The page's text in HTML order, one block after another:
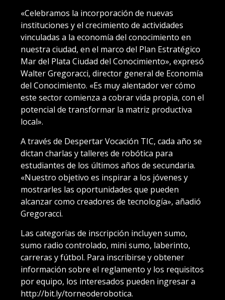
«Celebramos la incorporación de nuevas
instituciones y el crecimiento de actividades
vinculadas a la economía del conocimiento en
nuestra ciudad, en el marco del Plan Estratégico
Mar del Plata Ciudad del Conocimiento», expresó
Walter Gregoracci, director general de Economía
del Conocimiento. «Es muy alentador ver cómo
este sector comienza a cobrar vida propia, con el
potencial de transformar la matriz productiva
local».
A través de Despertar Vocación TIC, cada año se
dictan charlas y talleres de robótica para
estudiantes de los últimos años de secundaria.
«Nuestro objetivo es inspirar a los jóvenes y
mostrarles las oportunidades que pueden
alcanzar como creadores de tecnología», añadió
Gregoracci.
Las categorías de inscripción incluyen sumo,
sumo radio controlado, mini sumo, laberinto,
carreras y fútbol. Para inscribirse y obtener
información sobre el reglamento y los requisitos
por equipo, los interesados pueden ingresar a
http://bit.ly/torneoderobotica.